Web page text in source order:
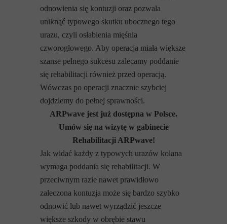
odnowienia się kontuzji oraz pozwala
uniknąć typowego skutku ubocznego tego
urazu, czyli osłabienia mięśnia
czworogłowego. Aby operacja miała większe
szanse pełnego sukcesu zalecamy poddanie
się rehabilitacji również przed operacją.
Wówczas po operacji znacznie szybciej
dojdziemy do pełnej sprawności.
ARPwave jest już dostępna w Polsce.
Umów się na wizytę w gabinecie
Rehabilitacji ARPwave!
Jak widać każdy z typowych urazów kolana
wymaga poddania się rehabilitacji. W
przeciwnym razie nawet prawidłowo
zaleczona kontuzja może się bardzo szybko
odnowić lub nawet wyrządzić jeszcze
większe szkody w obrębie stawu